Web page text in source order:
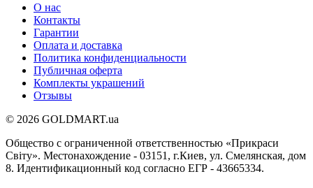
О нас
Контакты
Гарантии
Оплата и доставка
Политика конфиденциальности
Публичная оферта
Комплекты украшений
Отзывы
© 2026 GOLDMART.ua
Общество с ограниченной ответственностью «Прикраси
Світу». Местонахождение - 03151, г.Киев, ул. Смелянская, дом
8. Идентификационный код согласно ЕГР - 43665334.